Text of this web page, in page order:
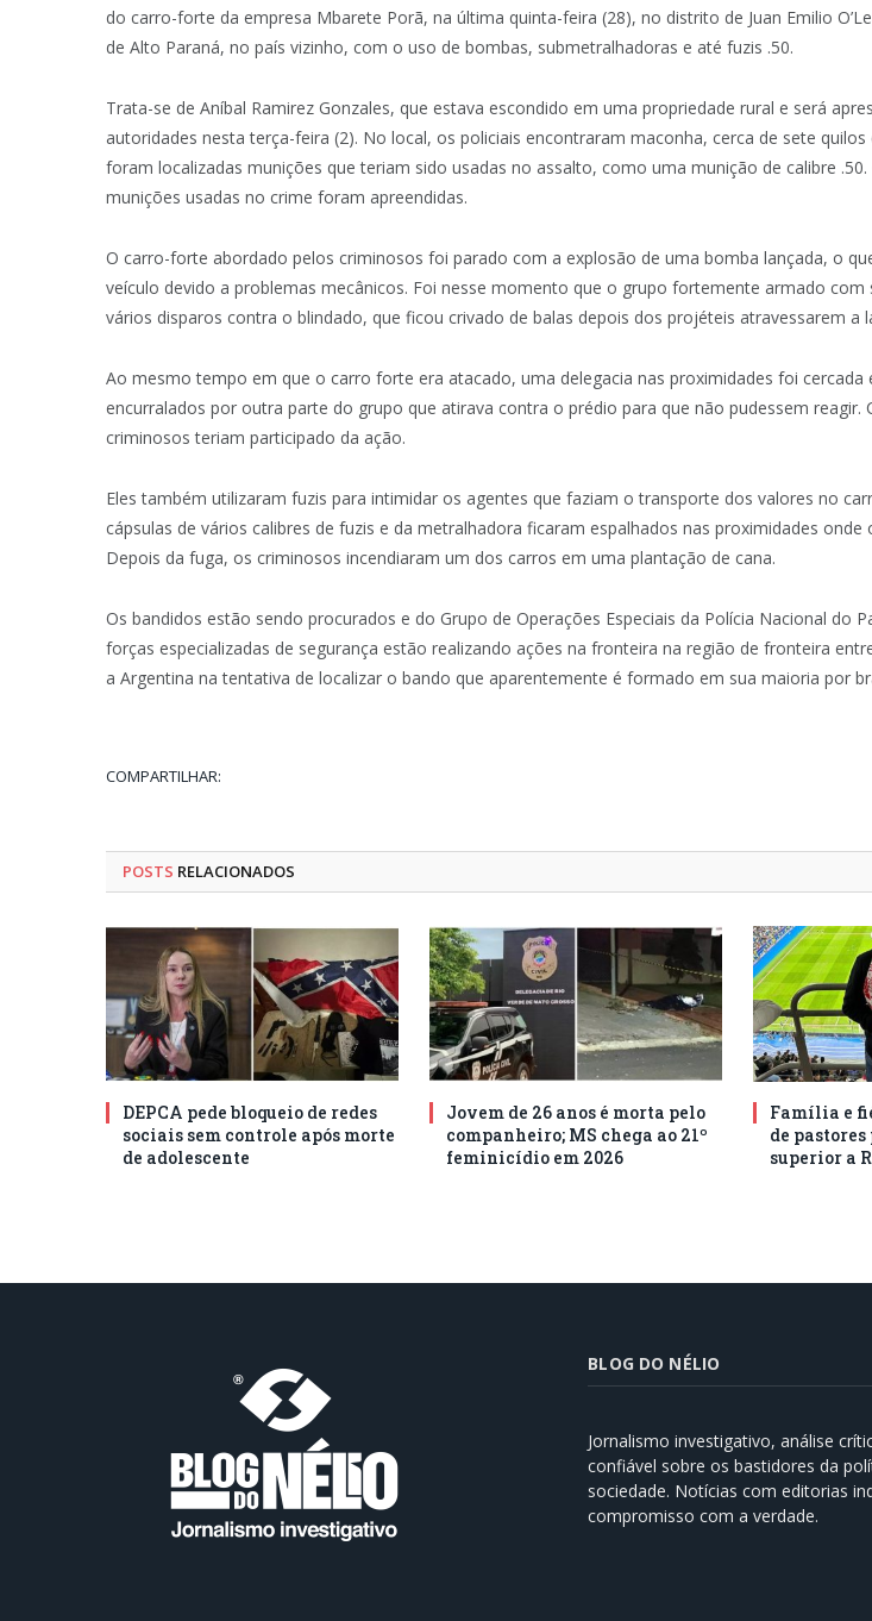
do carro-forte da empresa Mbarete Porã, na última quinta-feira (28), no distrito de Juan Emilio
de Alto Paraná, no país vizinho, com o uso de bombas, submetralhadoras e até fuzis .50.
Trata-se de Aníbal Ramirez Gonzales, que estava escondido em uma propriedade rural e será
autoridades nesta terça-feira (2). No local, os policiais encontraram maconha, cerca de sete quilos
foram localizadas munições que teriam sido usadas no assalto, como uma munição de calibre .50.
munições usadas no crime foram apreendidas.
O carro-forte abordado pelos criminosos foi parado com a explosão de uma bomba lançada, o
veículo devido a problemas mecânicos. Foi nesse momento que o grupo fortemente armado
vários disparos contra o blindado, que ficou crivado de balas depois dos projéteis atravessarem a
Ao mesmo tempo em que o carro forte era atacado, uma delegacia nas proximidades foi cercada
encurralados por outra parte do grupo que atirava contra o prédio para que não pudessem reagir.
criminosos teriam participado da ação.
Eles também utilizaram fuzis para intimidar os agentes que faziam o transporte dos valores no
cápsulas de vários calibres de fuzis e da metralhadora ficaram espalhados nas proximidades onde
Depois da fuga, os criminosos incendiaram um dos carros em uma plantação de cana.
Os bandidos estão sendo procurados e do Grupo de Operações Especiais da Polícia Nacional do
forças especializadas de segurança estão realizando ações na fronteira na região de fronteira
a Argentina na tentativa de localizar o bando que aparentemente é formado em sua maioria por
COMPARTILHAR:
POSTS RELACIONADOS
DEPCA pede bloqueio de redes
sociais sem controle após morte
de adolescente
Jovem de 26 anos é morta pelo
companheiro; MS chega ao 21º
feminicídio em 2026
Família e
de
superior a
BLOG DO NÉLIO
Jornalismo investigativo, análise
confiável sobre os bastidores da
sociedade. Notícias com editorias
compromisso com a verdade.